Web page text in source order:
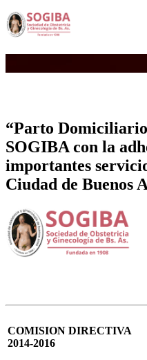
“Parto
SOGIBA con la
importantes
Ciudad de Buenos
COMISION DIRECTIVA
2014-2016